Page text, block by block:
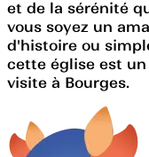
et de la sérénité
vous soyez un
d'histoire ou
cette église est
visite à Bourges.